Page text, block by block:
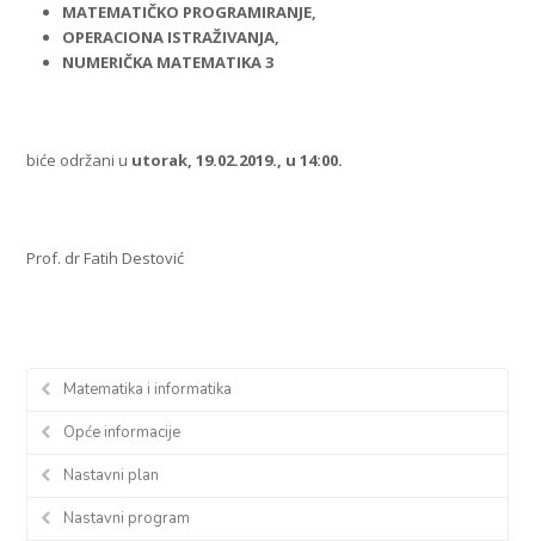
MATEMATIČKO PROGRAMIRANJE,
OPERACIONA ISTRAŽIVANJA,
NUMERIČKA MATEMATIKA 3
biće održani u utorak, 19.02.2019., u 14:00.
Prof. dr Fatih Destović
Matematika i informatika
Opće informacije
Nastavni plan
Nastavni program